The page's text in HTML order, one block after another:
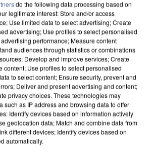
CHANGER DE ZONE
do the following data processing based on
legitimate interest: Store and/or access
Use limited data to select advertising; Create
advertising; Use profiles to select personalised
performance; Measure content
audiences through statistics or combinations
Develop and improve services; Create
content; Use profiles to select personalised
to select content; Ensure security, prevent and
Deliver and present advertising and content;
privacy choices. These technologies may
such as IP address and browsing data to offer
Identify devices based on information actively
geolocation data; Match and combine data from
different devices; Identify devices based on
automatically.